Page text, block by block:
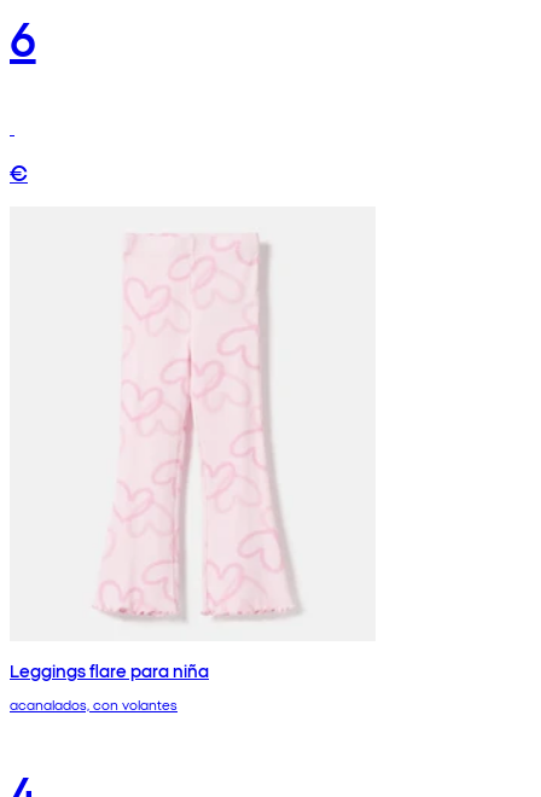
6
€
Leggings flare para niña
acanalados, con volantes